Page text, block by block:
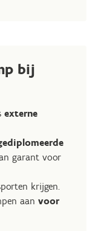
bij
externe
garant voor
krijgen.
aan voor